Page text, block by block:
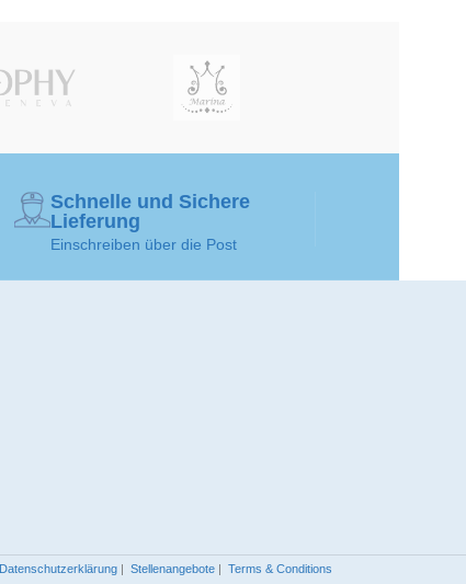
Schnelle und Sichere
Lieferung
Einschreiben über die Post
Datenschutzerklärung Stellenangebote Terms & Conditions